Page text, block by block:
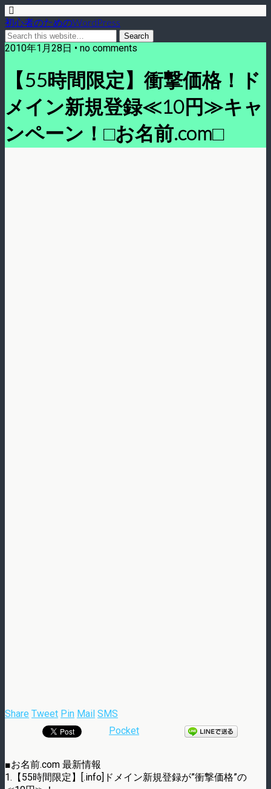
初心者のためのWordPress
2010年1月28日 • no comments
【55時間限定】衝撃価格！ド
メイン新規登録≪10円≫キャ
ンペーン！□お名前.com□
Share Tweet Pin Mail SMS
Pocket
■お名前.com 最新情報
1.【55時間限定】[.info]ドメイン新規登録が”衝撃価格”の